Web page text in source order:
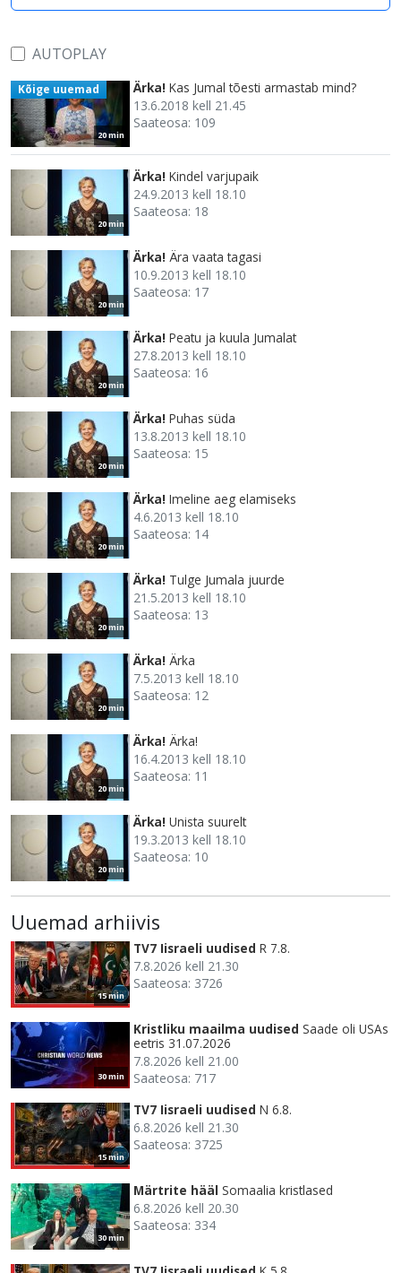
AUTOPLAY
20 min
Kõige uuemad Ärka! Kas Jumal tõesti armastab mind?
13.6.2018 kell 21.45
Saateosa: 109
20 min
Ärka! Kindel varjupaik
24.9.2013 kell 18.10
Saateosa: 18
20 min
Ärka! Ära vaata tagasi
10.9.2013 kell 18.10
Saateosa: 17
20 min
Ärka! Peatu ja kuula Jumalat
27.8.2013 kell 18.10
Saateosa: 16
20 min
Ärka! Puhas süda
13.8.2013 kell 18.10
Saateosa: 15
20 min
Ärka! Imeline aeg elamiseks
4.6.2013 kell 18.10
Saateosa: 14
20 min
Ärka! Tulge Jumala juurde
21.5.2013 kell 18.10
Saateosa: 13
20 min
Ärka! Ärka
7.5.2013 kell 18.10
Saateosa: 12
20 min
Ärka! Ärka!
16.4.2013 kell 18.10
Saateosa: 11
20 min
Ärka! Unista suurelt
19.3.2013 kell 18.10
Saateosa: 10
Uuemad arhiivis
15 min
TV7 Iisraeli uudised R 7.8.
7.8.2026 kell 21.30
Saateosa: 3726
30 min
Kristliku maailma uudised Saade oli USAs
eetris 31.07.2026
7.8.2026 kell 21.00
Saateosa: 717
15 min
TV7 Iisraeli uudised N 6.8.
6.8.2026 kell 21.30
Saateosa: 3725
30 min
Märtrite hääl Somaalia kristlased
6.8.2026 kell 20.30
Saateosa: 334